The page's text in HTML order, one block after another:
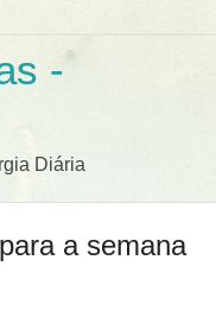
-
Diária
a semana